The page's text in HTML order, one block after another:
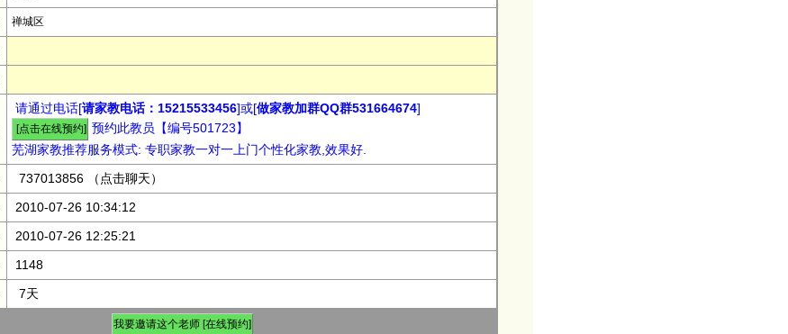
禅城区
请通过电话[请家教电话：15215533456]或[做家教加群QQ群531664674]
预约此教员【编号501723】
芜湖家教推荐服务模式: 专职家教一对一上门个性化家教,效果好.
737013856 （点击聊天）
2010-07-26 10:34:12
2010-07-26 12:25:21
1148
7天